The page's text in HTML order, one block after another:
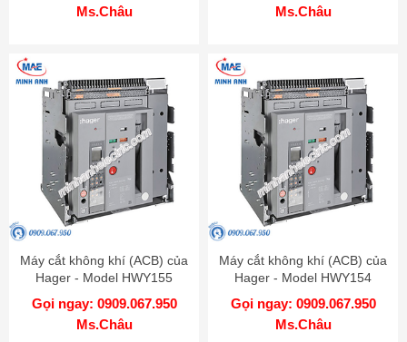
Ms.Châu
Ms.Châu
Máy cắt không khí (ACB) của
Hager - Model HWY155
Gọi ngay: 0909.067.950
Ms.Châu
Máy cắt không khí (ACB) của
Hager - Model HWY154
Gọi ngay: 0909.067.950
Ms.Châu